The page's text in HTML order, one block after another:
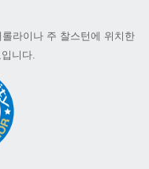
라이나 주 찰스턴에 위치한
니다.